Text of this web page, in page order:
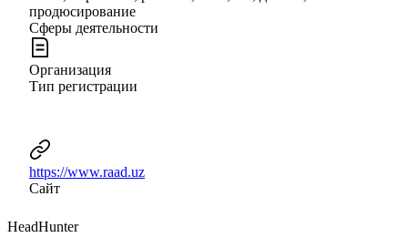
продюсирование
Сферы деятельности
Организация
Тип регистрации
https://www.raad.uz
Сайт
HeadHunter